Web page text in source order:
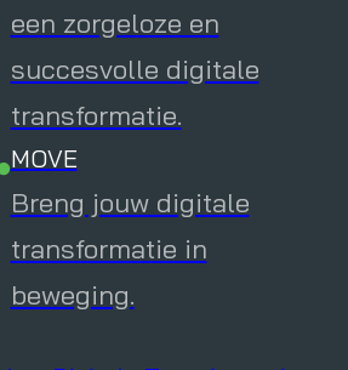
een zorgeloze en
succesvolle digitale
transformatie.
MOVE
Breng jouw digitale
transformatie in
beweging.